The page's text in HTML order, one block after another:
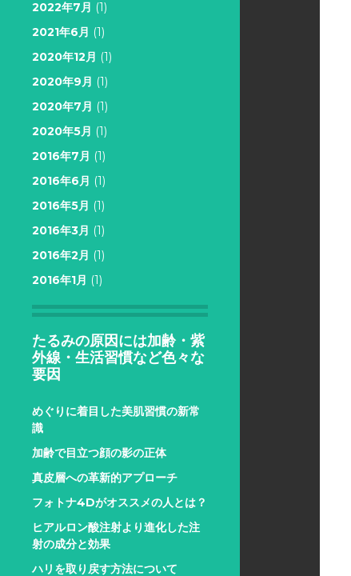
2022年7月 (1)
2021年6月 (1)
2020年12月 (1)
2020年9月 (1)
2020年7月 (1)
2020年5月 (1)
2016年7月 (1)
2016年6月 (1)
2016年5月 (1)
2016年3月 (1)
2016年2月 (1)
2016年1月 (1)
たるみの原因には加齢・紫
外線・生活習慣など色々な
要因
めぐりに着目した美肌習慣の新常
識
加齢で目立つ顔の影の正体
真皮層への革新的アプローチ
フォトナ4Dがオススメの人とは？
ヒアルロン酸注射より進化した注
射の成分と効果
ハリを取り戻す方法について